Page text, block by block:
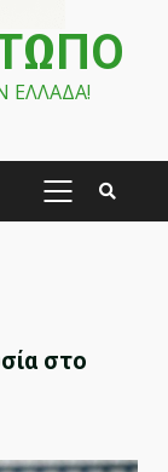
ΕΛΛΑΔΑ!
PRIMARY
στο